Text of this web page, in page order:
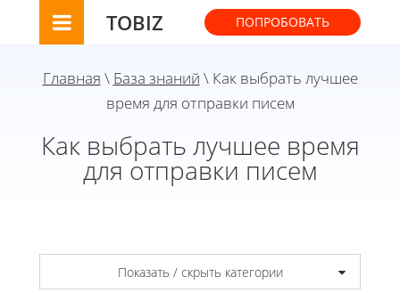
TOBIZ ПОПРОБОВАТЬ
Главная \ База знаний \ Как выбрать лучшее
время для отправки писем
Как выбрать лучшее время
для отправки писем
Показать / скрыть категории